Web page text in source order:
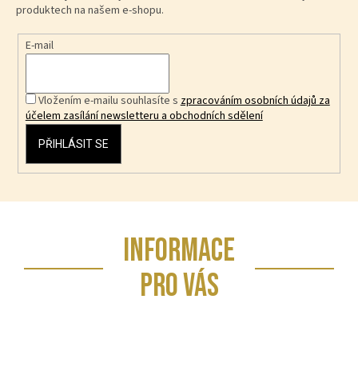
produktech na našem e-shopu.
E-mail
Vložením e-mailu souhlasíte szpracováním osobních údajů za
účelem zasílání newsletteru a obchodních sdělení
PŘIHLÁSIT SE
INFORMACE
PRO VÁS